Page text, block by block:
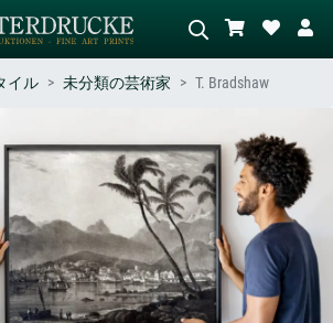
ルで検索
象派、北
。
シーンを説明してください – 例：
緑の草原、赤の多い抽象画、暗い
油絵、木のそばの立ち姿のヌー
ド。
イル 未分類の芸術家 T. Bradshaw